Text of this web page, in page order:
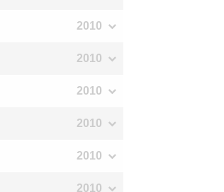
2010
2010
2010
2010
2010
2010